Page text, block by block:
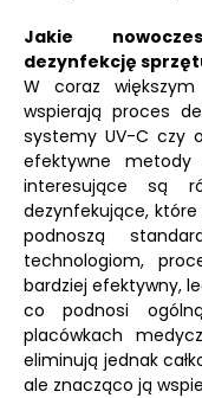
Jakie
dezynfekcję
W coraz
wspierają proces
systemy UV-C czy
efektywne metody
interesujące są
dezynfekujące, które
podnoszą
technologiom,
bardziej efektywny,
co podnosi
placówkach
eliminują jednak
ale znacząco ją